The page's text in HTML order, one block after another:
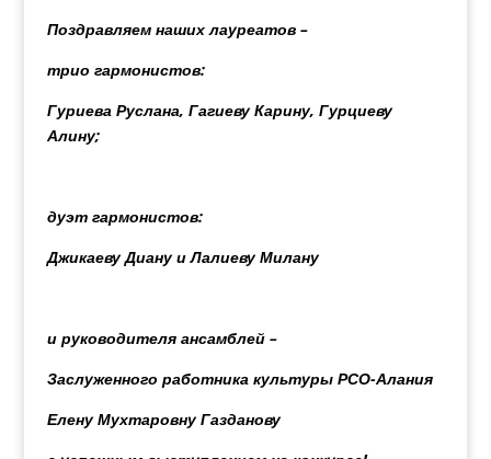
Поздравляем наших лауреатов –
трио гармонистов:
Гуриева Руслана, Гагиеву Карину, Гурциеву
Алину;
дуэт гармонистов:
Джикаеву Диану и Лалиеву Милану
и руководителя ансамблей –
Заслуженного работника культуры РСО-Алания
Елену Мухтаровну Газданову